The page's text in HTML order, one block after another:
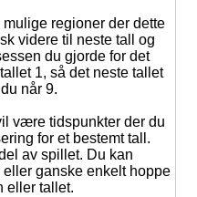
regioner der dette
videre til neste tall og
du gjorde for det
1, så det neste tallet
når 9.
være tidspunkter der du
for et bestemt tall.
av spillet. Du kan
ganske enkelt hoppe
eller tallet.